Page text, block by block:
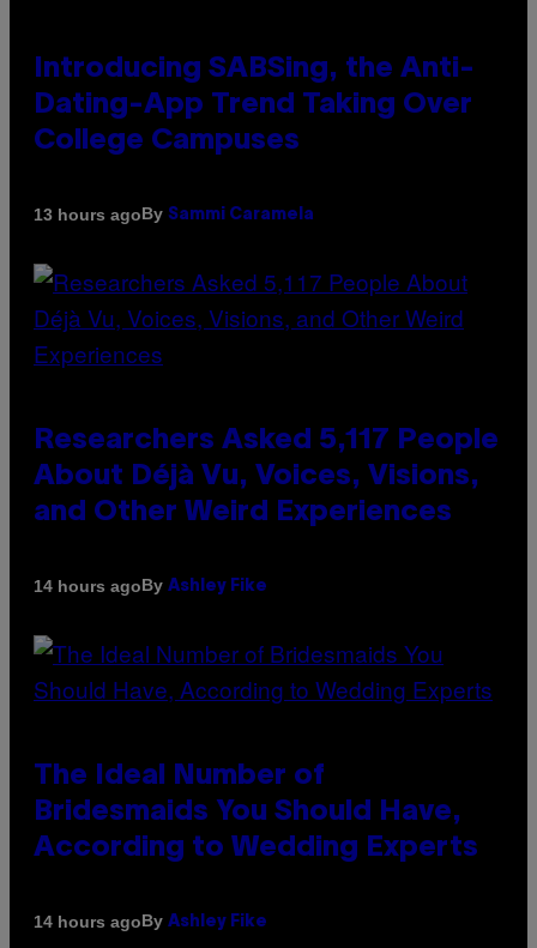
Introducing SABSing, the Anti-
Dating-App Trend Taking Over
College Campuses
13 hours agoBy Sammi Caramela
Researchers Asked 5,117 People
About Déjà Vu, Voices, Visions,
and Other Weird Experiences
14 hours agoBy Ashley Fike
The Ideal Number of
Bridesmaids You Should Have,
According to Wedding Experts
14 hours agoBy Ashley Fike